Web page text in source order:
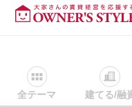
全テーマ 建てる/融
賃貸経営ＴＯＰ 相続/節